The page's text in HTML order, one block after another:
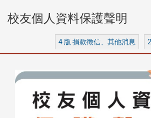
校友個人資料保護聲明
4 版 捐款徵信、其他消息